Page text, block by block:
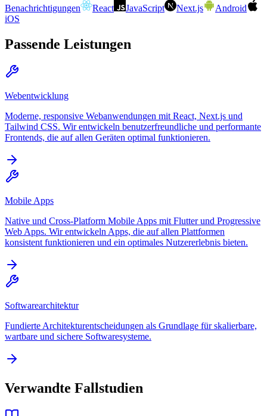
Benachrichtigungen
React JavaScript Next.js
Android
iOS
Passende Leistungen
Webentwicklung
Moderne, responsive Webanwendungen mit React, Next.js und
Tailwind CSS. Wir entwickeln benutzerfreundliche und performante
Frontends, die auf allen Geräten optimal funktionieren.
Mobile Apps
Native und Cross-Platform Mobile Apps mit Flutter und Progressive
Web Apps. Wir entwickeln Apps, die auf allen Plattformen
konsistent funktionieren und ein optimales Nutzererlebnis bieten.
Softwarearchitektur
Fundierte Architekturentscheidungen als Grundlage für skalierbare,
wartbare und sichere Softwaresysteme.
Verwandte Fallstudien